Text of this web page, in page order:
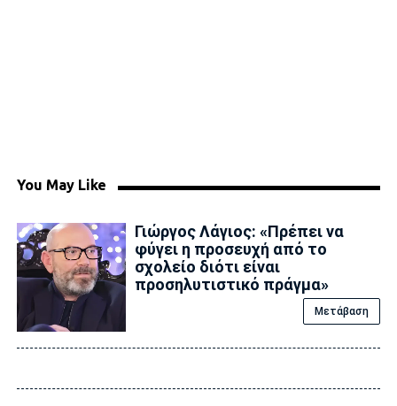
You May Like
Γιώργος Λάγιος: «Πρέπει να
φύγει η προσευχή από το
σχολείο διότι είναι
προσηλυτιστικό πράγμα»
Μετάβαση